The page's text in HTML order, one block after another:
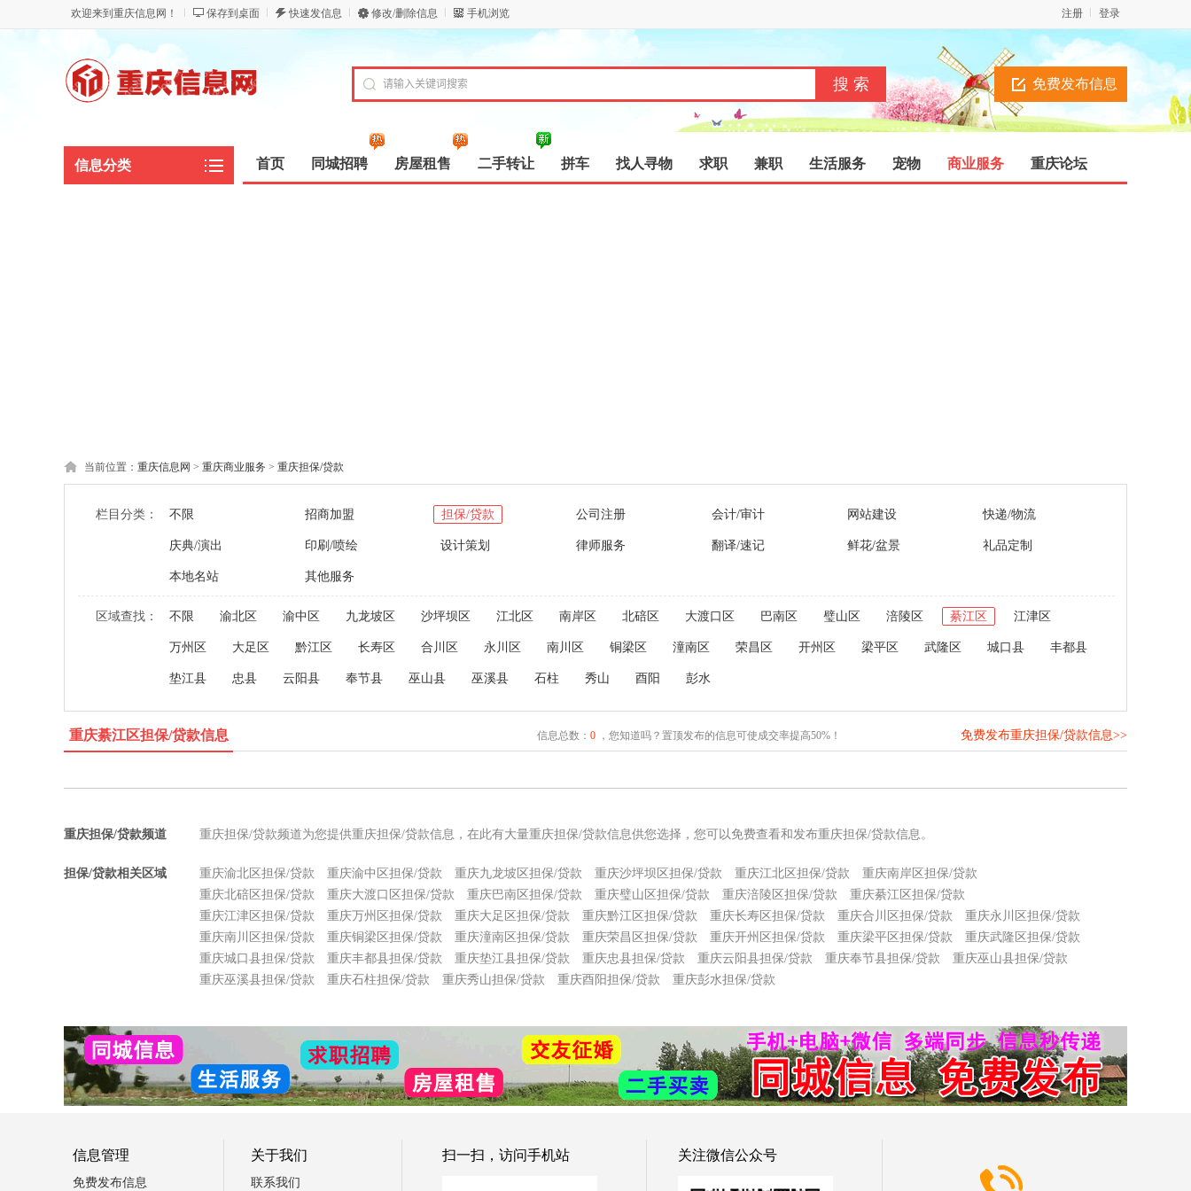
欢迎来到重庆信息网！ 保存到桌面 快速发信息 修改/删除信息 手机浏览 登录
注册
免费发布信息
信息分类 首页 同城招聘 房屋租售 二手转让 拼车 找人寻物 求职 兼职 生活服务 宠物 商业服务 重庆论坛
当前位置： 重庆信息网 > 重庆商业服务 > 重庆担保/贷款
栏目分类： 不限 招商加盟 担保/贷款 公司注册 会计/审计 网站建设 快递/物流
庆典/演出 印刷/喷绘 设计策划 律师服务 翻译/速记 鲜花/盆景 礼品定制
本地名站 其他服务
区域查找： 不限 渝北区 渝中区 九龙坡区 沙坪坝区 江北区 南岸区 北碚区 大渡口区 巴南区 璧山区 涪陵区 綦江区 江津区
万州区 大足区 黔江区 长寿区 合川区 永川区 南川区 铜梁区 潼南区 荣昌区 开州区 梁平区 武隆区 城口县 丰都县
垫江县 忠县 云阳县 奉节县 巫山县 巫溪县 石柱 秀山 酉阳 彭水
重庆綦江区担保/贷款信息 信息总数： 0，您知道吗？置顶发布的信息可使成交率提高50%！ 免费发布重庆担保/贷款信息>>
重庆担保/贷款频道 重庆担保/贷款频道为您提供重庆担保/贷款信息，在此有大量重庆担保/贷款信息供您选择，您可以免费查看和发布重庆担保/贷款信息。
担保/贷款相关区域 重庆渝北区担保/贷款 重庆渝中区担保/贷款 重庆九龙坡区担保/贷款 重庆沙坪坝区担保/贷款 重庆江北区担保/贷款
重庆南岸区担保/贷款
重庆北碚区担保/贷款
重庆大渡口区担保/贷款 重庆巴南区担保/贷款 重庆璧山区担保/贷款 重庆涪陵区担保/贷款
重庆綦江区担保/贷款
重庆江津区担保/贷款
重庆万州区担保/贷款 重庆大足区担保/贷款 重庆黔江区担保/贷款 重庆长寿区担保/贷款 重庆合川区担保/贷款
重庆永川区担保/贷款
重庆南川区担保/贷款
重庆铜梁区担保/贷款 重庆潼南区担保/贷款 重庆荣昌区担保/贷款 重庆开州区担保/贷款 重庆梁平区担保/贷款
重庆武隆区担保/贷款
重庆城口县担保/贷款
重庆丰都县担保/贷款 重庆垫江县担保/贷款 重庆忠县担保/贷款 重庆云阳县担保/贷款 重庆奉节县担保/贷款
重庆巫山县担保/贷款
重庆巫溪县担保/贷款
重庆石柱担保/贷款 重庆秀山担保/贷款 重庆酉阳担保/贷款 重庆彭水担保/贷款
信息管理
免费发布信息
关于我们
联系我们
扫一扫，访问手机站 关注微信公众号